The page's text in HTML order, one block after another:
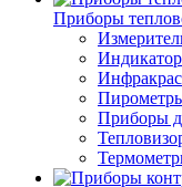
Приборы
Приборы